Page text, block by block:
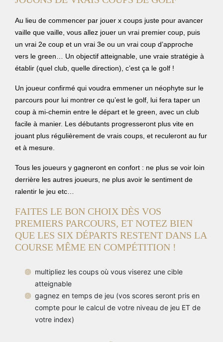
Au lieu de commencer par jouer x coups juste pour avancer
vaille que vaille, vous allez jouer un vrai premier coup, puis
un vrai 2e coup et un vrai 3e ou un vrai coup d’approche
vers le green… Un objectif atteignable, une vraie stratégie à
établir (quel club, quelle direction), c’est ça le golf !
Un joueur confirmé qui voudra emmener un néophyte sur le
parcours pour lui montrer ce qu’est le golf, lui fera taper un
coup à mi-chemin entre le départ et le green, avec un club
facile à manier. Les débutants progresseront plus vite en
jouant plus régulièrement de vrais coups, et reculeront au fur
et à mesure.
Tous les joueurs y gagneront en confort : ne plus se voir loin
derrière les autres joueurs, ne plus avoir le sentiment de
ralentir le jeu etc…
FAITES LE BON CHOIX DÈS VOS
PREMIERS PARCOURS, ET NOTEZ BIEN
QUE LES SIX DÉPARTS RESTENT DANS LA
COURSE MÊME EN COMPÉTITION !
multipliez les coups où vous viserez une cible
atteignable
gagnez en temps de jeu (vos scores seront pris en
compte pour le calcul de votre niveau de jeu ET de
votre index)